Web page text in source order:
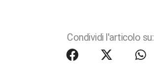
Condividi l'articolo su: